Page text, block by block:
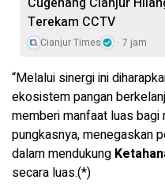
Terekam CCTV
Cianjur Times 7 jam
“Melalui sinergi ini
ekosistem pangan
memberi manfaat luas bagi
pungkasnya, menegaskan
dalam mendukung
secara luas.(*)